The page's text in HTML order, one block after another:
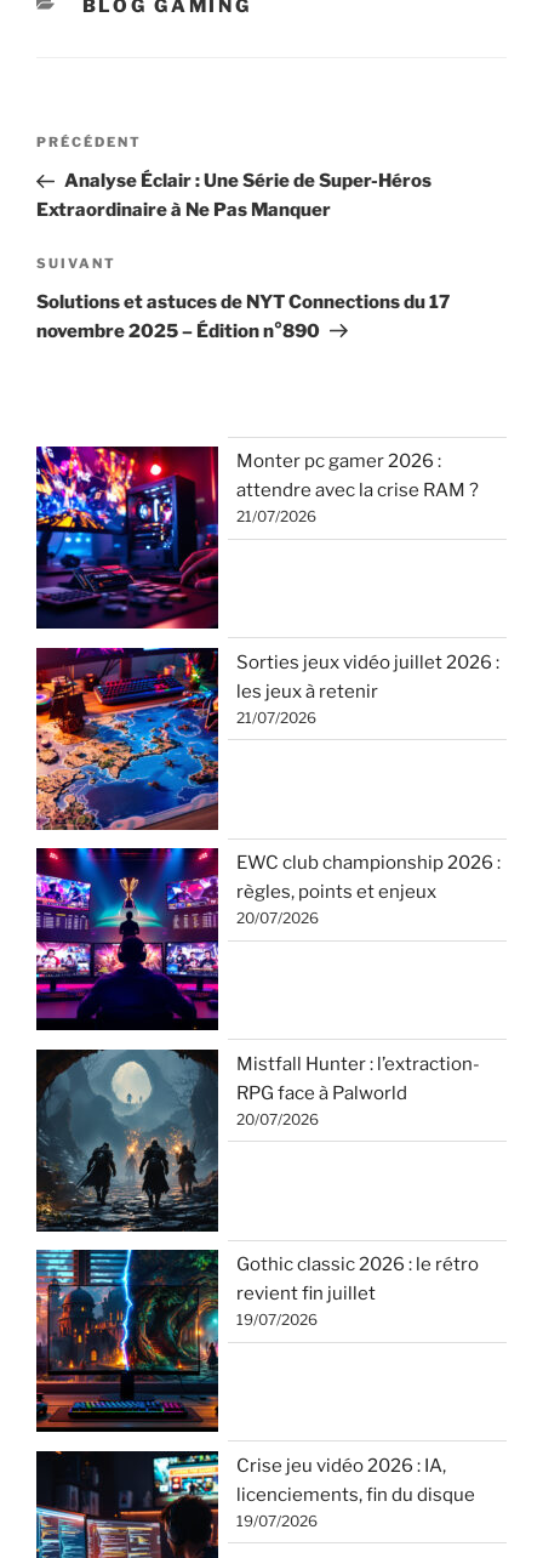
CATÉGORIES
BLOG GAMING
Navigation
l’article
Article
précédent
PRÉCÉDENT
Analyse Éclair : Une Série de Super-Héros
Extraordinaire à Ne Pas Manquer
Article
suivant
SUIVANT
Solutions et astuces de NYT Connections du 17
novembre 2025 – Édition n°890
Monter pc gamer 2026 :
attendre avec la crise RAM ?
21/07/2026
Sorties jeux vidéo juillet 2026 :
les jeux à retenir
21/07/2026
EWC club championship 2026 :
règles, points et enjeux
20/07/2026
Mistfall Hunter : l’extraction-
RPG face à Palworld
20/07/2026
Gothic classic 2026 : le rétro
revient fin juillet
19/07/2026
Crise jeu vidéo 2026 : IA,
licenciements, fin du disque
19/07/2026